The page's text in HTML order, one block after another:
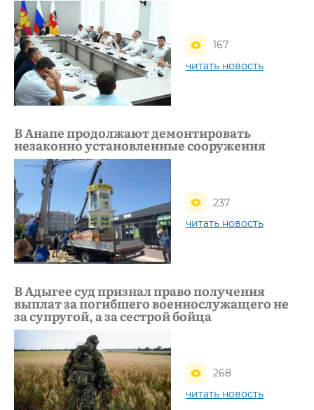
167
читать новость
В Анапе продолжают демонтировать
незаконно установленные сооружения
237
читать новость
В Адыгее суд признал право получения
выплат за погибшего военнослужащего не
за супругой, а за сестрой бойца
268
читать новость